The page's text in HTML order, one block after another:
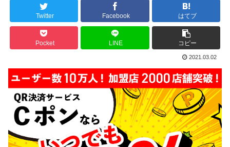
Twitter Facebook はてブ
Pocket LINE コピー
2021.03.02